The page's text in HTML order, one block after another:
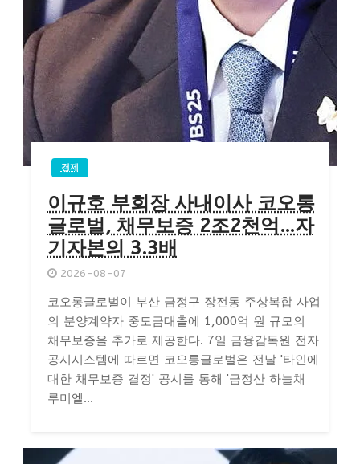
경제
이규호 부회장 사내이사 코오롱
글로벌, 채무보증 2조2천억…자
기자본의 3.3배
2026-08-07
코오롱글로벌이 부산 금정구 장전동 주상복합 사업
의 분양계약자 중도금대출에 1,000억 원 규모의
채무보증을 추가로 제공한다. 7일 금융감독원 전자
공시시스템에 따르면 코오롱글로벌은 전날 '타인에
대한 채무보증 결정' 공시를 통해 '금정산 하늘채
루미엘...